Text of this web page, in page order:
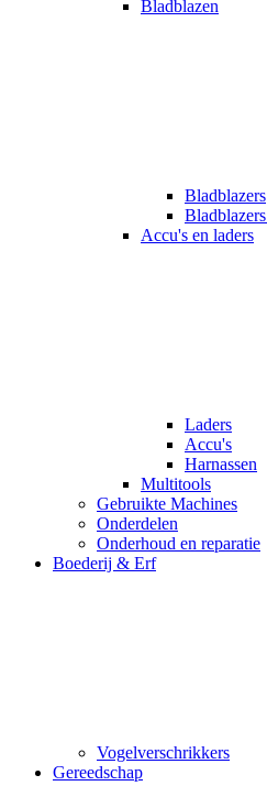
Bladblazen
Bladblazers
Accu's en laders
Laders
Accu's
Harnassen
Multitools
Gebruikte Machines
Onderdelen
Onderhoud en reparatie
Boederij & Erf
Vogelverschrikkers
Gereedschap